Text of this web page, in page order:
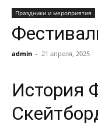
Праздники и мероприятия
admin - 21 апреля, 2025
История